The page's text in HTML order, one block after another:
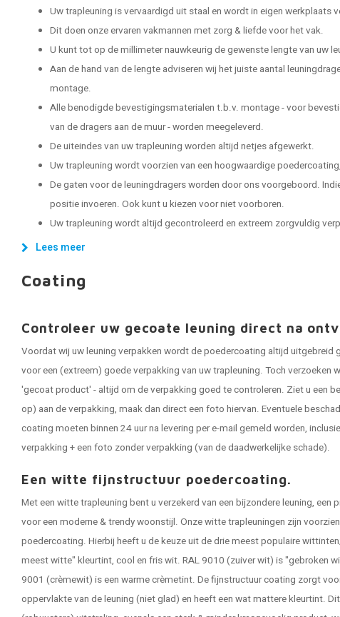
Uw trapleuning is vervaardigd uit staal en wordt in eigen werkplaats
Dit doen onze ervaren vakmannen met zorg & liefde voor het vak.
U kunt tot op de millimeter nauwkeurig de gewenste lengte van uw
Aan de hand van de lengte adviseren wij het juiste aantal
montage.
Alle benodigde bevestigingsmaterialen t.b.v. montage - voor
van de dragers aan de muur - worden meegeleverd.
De uiteindes van uw trapleuning worden altijd netjes afgewerkt.
Uw trapleuning wordt voorzien van een hoogwaardige
De gaten voor de leuningdragers worden door ons voorgeboord.
positie invoeren. Ook kunt u kiezen voor niet voorboren.
Uw trapleuning wordt altijd gecontroleerd en extreem zorgvuldig
Lees meer
Coating
Controleer uw gecoate leuning direct na
Voordat wij uw leuning verpakken wordt de poedercoating altijd uitgebreid
voor een (extreem) goede verpakking van uw trapleuning. Toch verzoeken
'gecoat product' - altijd om de verpakking goed te controleren. Ziet u een
op) aan de verpakking, maak dan direct een foto hiervan. Eventuele
coating moeten binnen 24 uur na levering per e-mail gemeld worden,
verpakking + een foto zonder verpakking (van de daadwerkelijke schade).
Een witte fijnstructuur poedercoating.
Met een witte trapleuning bent u verzekerd van een bijzondere leuning, een
voor een moderne & trendy woonstijl. Onze witte trapleuningen zijn
poedercoating. Hierbij heeft u de keuze uit de drie meest populaire
meest witte" kleurtint, cool en fris wit. RAL 9010 (zuiver wit) is "gebroken
9001 (crèmewit) is een warme crèmetint. De fijnstructuur coating zorgt
oppervlakte van de leuning (niet glad) en heeft een wat mattere kleurtint.